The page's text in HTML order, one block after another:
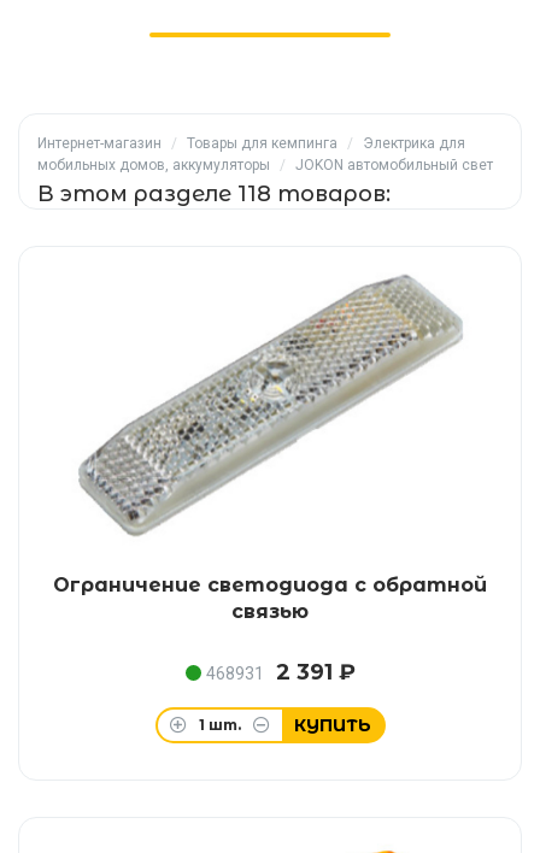
Интернет-магазин / Товары для кемпинга /
Электрика для
мобильных домов, аккумуляторы
/ JOKON автомобильный свет
В этом разделе 118 товаров:
Ограничение светодиода с обратной
связью
468931 2 391 ₽
1 шт. КУПИТЬ